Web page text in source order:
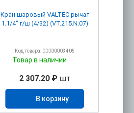
Кран шаровый VALTEC рычаг
1.1/4" г/ш (4/32) (VT.215.N.07)
Код товара: 00000003405
Товар в наличии
2 307.20 ₽шт
В корзину